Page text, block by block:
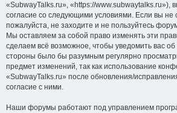
«SubwayTalks.ru», «https://www.subwaytalks.ru»),
согласие со следующими условиями. Если вы не
пожалуйста, не заходите и не пользуйтесь
Мы оставляем за собой право изменять эти
сделаем всё возможное, чтобы уведомить вас
стороны было бы разумным регулярно
предмет изменений, так как использование
«SubwayTalks.ru» после обновления/
согласие с ними.
Наши форумы работают под управлением